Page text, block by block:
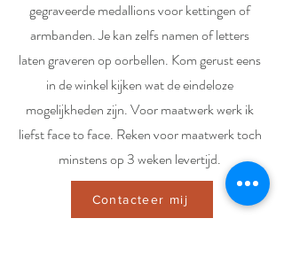
gegraveerde medallions voor kettingen of
armbanden. Je kan zelfs namen of letters
laten graveren op oorbellen. Kom gerust eens
in de winkel kijken wat de eindeloze
mogelijkheden zijn. Voor maatwerk werk ik
liefst face to face. Reken voor maatwerk toch
minstens op 3 weken levertijd.
Contacteer mij